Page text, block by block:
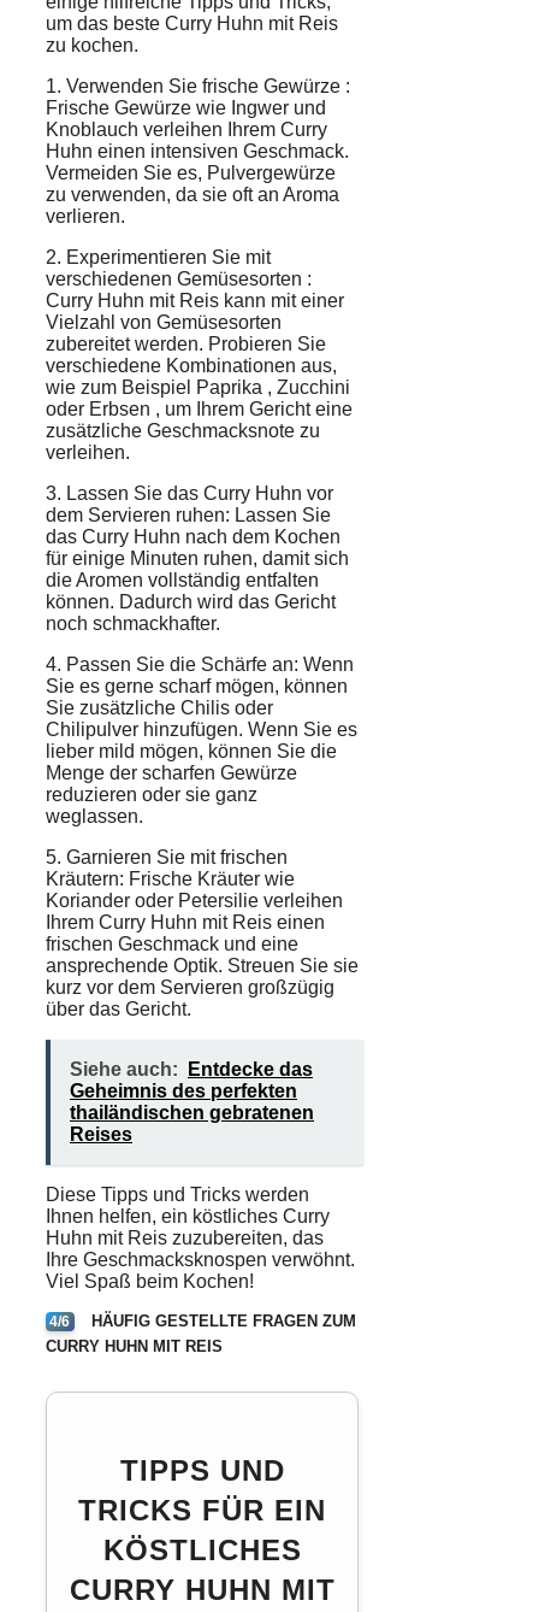
um das beste Curry Huhn mit Reis
zu kochen.
1. Verwenden Sie frische Gewürze :
Frische Gewürze wie Ingwer und
Knoblauch verleihen Ihrem Curry
Huhn einen intensiven Geschmack.
Vermeiden Sie es, Pulvergewürze
zu verwenden, da sie oft an Aroma
verlieren.
2. Experimentieren Sie mit
verschiedenen Gemüsesorten :
Curry Huhn mit Reis kann mit einer
Vielzahl von Gemüsesorten
zubereitet werden. Probieren Sie
verschiedene Kombinationen aus,
wie zum Beispiel Paprika , Zucchini
oder Erbsen , um Ihrem Gericht eine
zusätzliche Geschmacksnote zu
verleihen.
3. Lassen Sie das Curry Huhn vor
dem Servieren ruhen: Lassen Sie
das Curry Huhn nach dem Kochen
für einige Minuten ruhen, damit sich
die Aromen vollständig entfalten
können. Dadurch wird das Gericht
noch schmackhafter.
4. Passen Sie die Schärfe an: Wenn
Sie es gerne scharf mögen, können
Sie zusätzliche Chilis oder
Chilipulver hinzufügen. Wenn Sie es
lieber mild mögen, können Sie die
Menge der scharfen Gewürze
reduzieren oder sie ganz
weglassen.
5. Garnieren Sie mit frischen
Kräutern: Frische Kräuter wie
Koriander oder Petersilie verleihen
Ihrem Curry Huhn mit Reis einen
frischen Geschmack und eine
ansprechende Optik. Streuen Sie sie
kurz vor dem Servieren großzügig
über das Gericht.
Siehe auch:
Entdecke das
Geheimnis des perfekten
thailändischen gebratenen
Reises
Diese Tipps und Tricks werden
Ihnen helfen, ein köstliches Curry
Huhn mit Reis zuzubereiten, das
Ihre Geschmacksknospen verwöhnt.
Viel Spaß beim Kochen!
4/6
HÄUFIG GESTELLTE FRAGEN ZUM
CURRY HUHN MIT REIS
TIPPS UND
TRICKS FÜR EIN
KÖSTLICHES
CURRY HUHN MIT